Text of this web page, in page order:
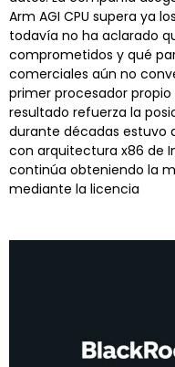
Arm AGI CPU supera ya
todavía no ha aclarado
comprometidos y qué
comerciales aún no
primer procesador propio
resultado refuerza la
durante décadas estuvo
con arquitectura x86 de
continúa obteniendo la
mediante la licencia